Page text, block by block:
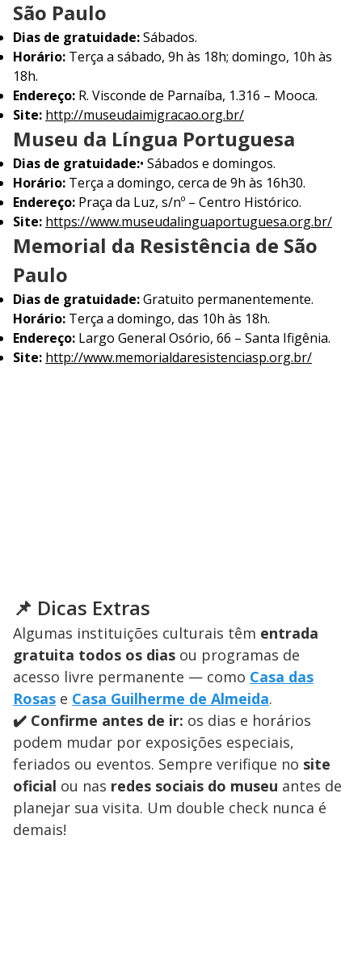
São Paulo
Dias de gratuidade:Sábados.
Horário: Terça a sábado, 9h às 18h; domingo, 10h às
18h.
Endereço: R. Visconde de Parnaíba, 1.316 – Mooca.
Site: http://museudaimigracao.org.br/
Museu da Língua Portuguesa
Dias de gratuidade:• Sábados e domingos.
Horário: Terça a domingo, cerca de 9h às 16h30.
Endereço: Praça da Luz, s/nº – Centro Histórico.
Site: https://www.museudalinguaportuguesa.org.br/
Memorial da Resistência de São
Paulo
Dias de gratuidade:Gratuito permanentemente.
Horário: Terça a domingo, das 10h às 18h.
Endereço: Largo General Osório, 66 – Santa Ifigênia.
Site: http://www.memorialdaresistenciasp.org.br/
📌 Dicas Extras
Algumas instituições culturais têm entrada
gratuita todos os dias ou programas de
acesso livre permanente — como Casa das
Rosas e Casa Guilherme de Almeida.
✔️ Confirme antes de ir: os dias e horários
podem mudar por exposições especiais,
feriados ou eventos. Sempre verifique no site
oficial ou nas redes sociais do museu antes de
planejar sua visita. Um double check nunca é
demais!